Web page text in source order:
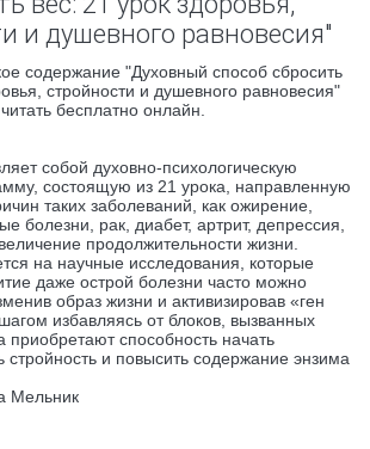
и душевного равновесия"
содержание "Духовный способ сбросить
стройности и душевного равновесия"
читать бесплатно онлайн.
собой духовно-психологическую
состоящую из 21 урока, направленную
таких заболеваний, как ожирение,
болезни, рак, диабет, артрит, депрессия,
продолжительности жизни.
на научные исследования, которые
даже острой болезни часто можно
образ жизни и активизировав «ген
избавляясь от блоков, вызванных
приобретают способность начать
стройность и повысить содержание энзима
Мельник